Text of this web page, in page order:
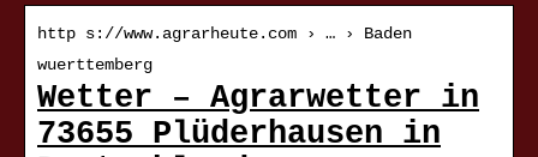
http s://www.agrarheute.com › … › Baden
wuerttemberg
Wetter – Agrarwetter in
73655 Plüderhausen in